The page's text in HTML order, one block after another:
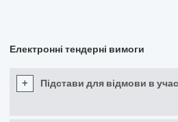
Електронні тендерні вимоги
+ Підстави для відмови в